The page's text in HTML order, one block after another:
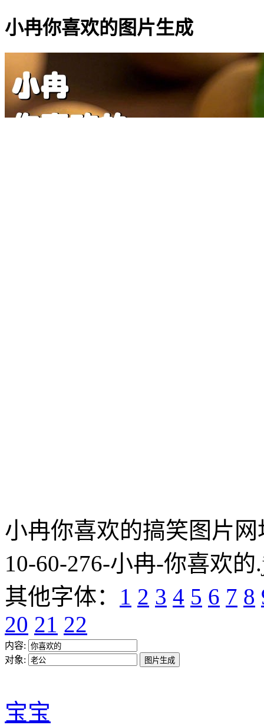
小冉你喜欢的图片生成
小冉你喜欢的搞笑图片网
10-60-276-小冉-你喜欢的
其他字体： 1 2 3 4 5 6 7 8
20 21 22
内容:
对象:
宝宝